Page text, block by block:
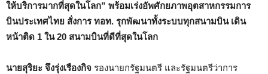
ให้บริการมากที่สุดในโลก” พร้อมเร่งอัพศักยภาพอุตสาหกรรมการ
บินประเทศไทย สั่งการ ทอท. รุกพัฒนาทั้งระบบทุกสนามบิน เดิน
หน้าติด 1 ใน 20 สนามบินที่ดีที่สุดในโลก
นายสุริยะ จึงรุ่งเรืองกิจ รองนายกรัฐมนตรี และรัฐมนตรีว่าการ